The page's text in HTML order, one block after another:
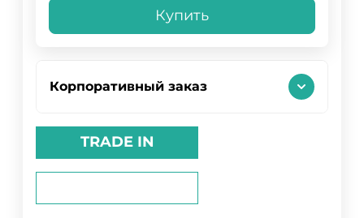
Купить
Корпоративный заказ
TRADE IN